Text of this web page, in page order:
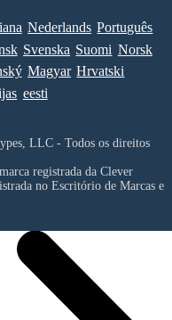
Nederlands Português
Svenska Suomi Norsk
Magyar Hrvatski
eesti
LLC - Todos os direitos
registrada da Clever
no Escritório de Marcas e